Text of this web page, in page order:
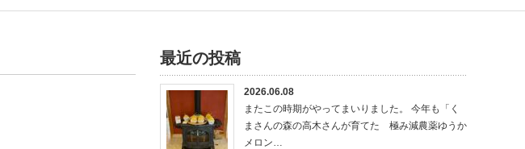
最近の投稿
2026.06.08
またこの時期がやってまいりました。 今年も「く
まさんの森の高木さんが育てた 極み減農薬ゆうか
メロン…